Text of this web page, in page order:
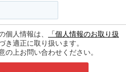
人情報は、
「個人情報のお取り扱
き適正に取り扱います。
の上お問い合わせください。